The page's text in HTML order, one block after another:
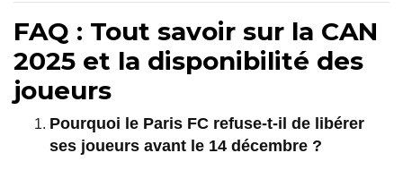
FAQ : Tout savoir sur la CAN
2025 et la disponibilité des
joueurs
Pourquoi le Paris FC refuse-t-il de libérer
ses joueurs avant le 14 décembre ?